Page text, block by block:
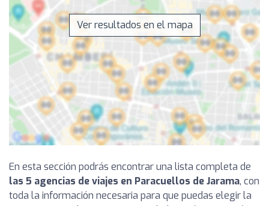
Ver resultados en el mapa
En esta sección podrás encontrar una lista completa de
las 5 agencias de viajes en Paracuellos de Jarama, con
toda la información necesaria para que puedas elegir la